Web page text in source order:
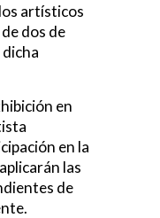
artísticos
dos de
en
en la
las
de